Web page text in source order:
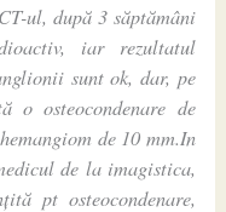
ul, după 3 săptămâni
iar rezultatul
sunt ok, dar, pe
o osteocondenare de
de 10 mm.In
de la imagistica,
pt osteocondenare,